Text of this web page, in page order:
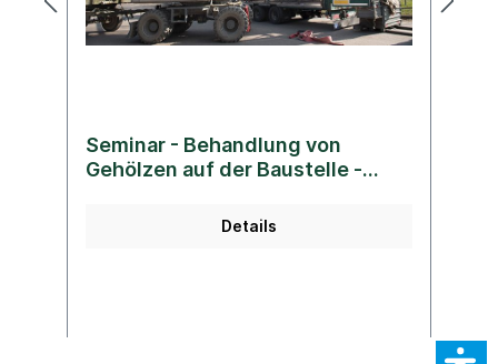
Seminar - Behandlung von
Gehölzen auf der Baustelle -
Details